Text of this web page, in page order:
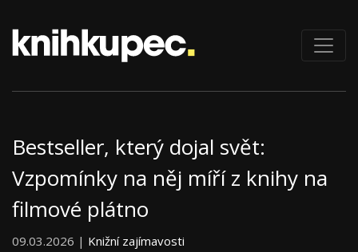
Bestseller, který dojal svět:
Vzpomínky na něj míří z knihy na
filmové plátno
09.03.2026 | Knižní zajímavosti